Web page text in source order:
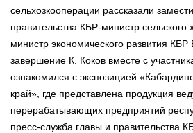
сельхозкооперации рассказали
правительства КБР-министр сельского
министр экономического развития
завершение К. Коков вместе с
ознакомился с экспозицией
край», где представлена продукция
перерабатывающих предприятий
пресс-служба главы и правительства